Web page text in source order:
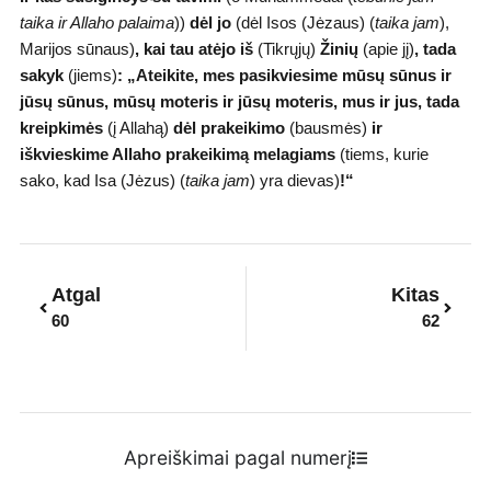
taika ir Allaho palaima)) dėl jo(dėl Isos (Jėzaus) (taika jam),
Marijos sūnaus), kai tau atėjo iš(Tikrųjų) Žinių (apie jį), tada
sakyk(jiems): „Ateikite, mes pasikviesime mūsų sūnus ir
jūsų sūnus, mūsų moteris ir jūsų moteris, mus ir jus, tada
kreipkimės(į Allahą) dėl prakeikimo(bausmės) ir
iškvieskime Allaho prakeikimą melagiams(tiems, kurie
sako, kad Isa (Jėzus) (taika jam) yra dievas)!“
Atgal
60
Kitas
62
Apreiškimai pagal numerį